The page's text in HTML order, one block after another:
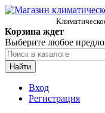
Корзина ждет
Выберите любое
Найти
Вход
Регистрация